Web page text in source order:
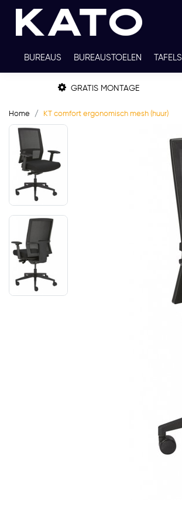
BUREAUS BUREAUSTOELEN TAFELS
TWEEDEHANDS THUISWERKPLEKKEN
GRATIS MONTAGE
Home KT comfort ergonomisch mesh (huur)